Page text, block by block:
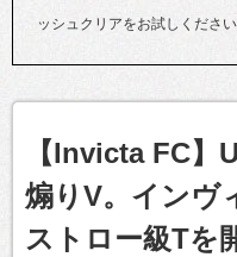
ッシュクリアをお試しください
【Invicta FC】
煽りV。インヴ
ストロー級Tを